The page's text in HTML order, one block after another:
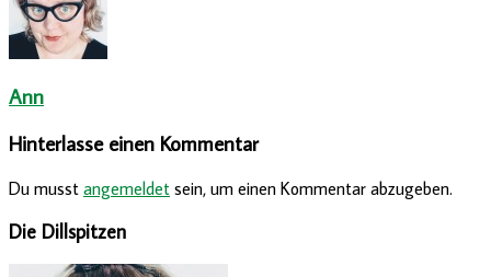
Ann
Hinterlasse einen Kommentar
Du musst angemeldet sein, um einen Kommentar abzugeben.
Die Dillspitzen